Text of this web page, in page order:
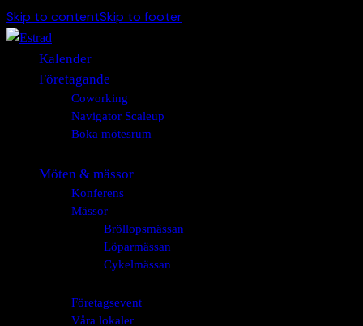
Skip to contentSkip to footer
Kalender
Företagande
Coworking
Navigator Scaleup
Boka mötesrum
Möten & mässor
Konferens
Mässor
Bröllopsmässan
Löparmässan
Cykelmässan
Företagsevent
Våra lokaler